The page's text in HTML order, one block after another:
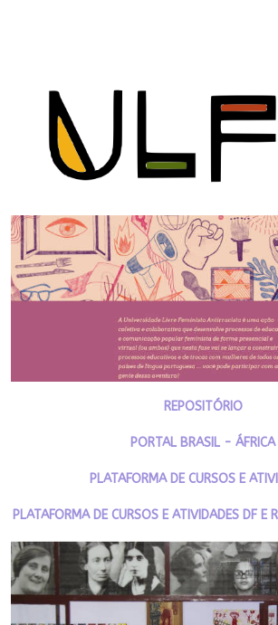
REPOSITÓRIO
PORTAL BRASIL - ÁFRICA
PLATAFORMA DE CURSOS E
PLATAFORMA DE CURSOS E ATIVIDADES DF E